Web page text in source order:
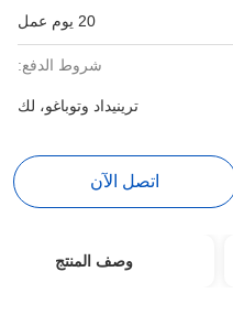
20 يوم عمل
شروط الدفع:
ترينيداد وتوباغو، لك
اتصل الآن
وصف المنتج